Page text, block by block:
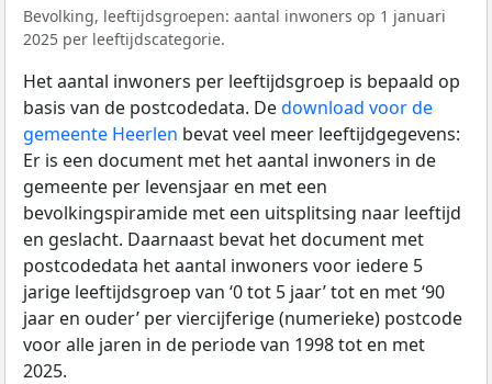
Bevolking, leeftijdsgroepen: aantal inwoners op 1 januari
2025 per leeftijdscategorie.
Het aantal inwoners per leeftijdsgroep is bepaald op
basis van de postcodedata. Dedownload voor de
gemeente Heerlen bevat veel meer leeftijdgegevens:
Er is een document met het aantal inwoners in de
gemeente per levensjaar en met een
bevolkingspiramide met een uitsplitsing naar leeftijd
en geslacht. Daarnaast bevat het document met
postcodedata het aantal inwoners voor iedere 5
jarige leeftijdsgroep van ‘0 tot 5 jaar’ tot en met ‘90
jaar en ouder’ per viercijferige (numerieke) postcode
voor alle jaren in de periode van 1998 tot en met
2025.